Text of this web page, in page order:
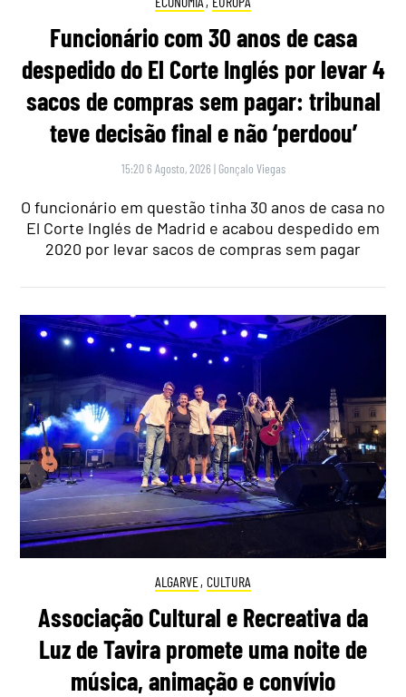
Funcionário com 30 anos de casa
despedido do El Corte Inglés por levar 4
sacos de compras sem pagar: tribunal
teve decisão final e não ‘perdoou’
15:20 6 Agosto, 2026 | Gonçalo Viegas
O funcionário em questão tinha 30 anos de casa no
El Corte Inglés de Madrid e acabou despedido em
2020 por levar sacos de compras sem pagar
ALGARVE, CULTURA
Associação Cultural e Recreativa da
Luz de Tavira promete uma noite de
música, animação e convívio